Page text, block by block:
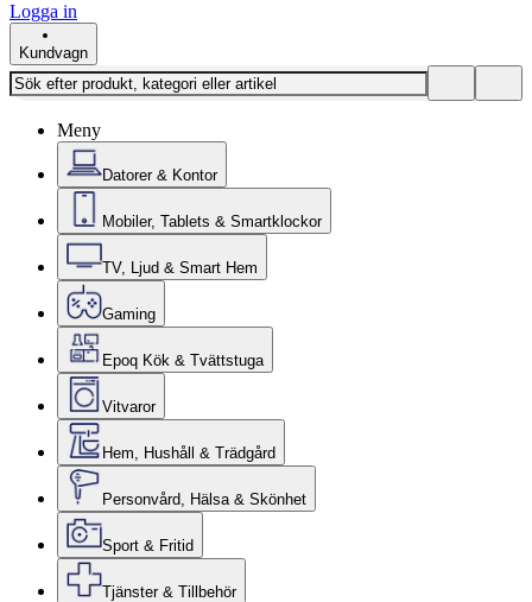
Logga in
Kundvagn
Meny
Datorer & Kontor
Mobiler, Tablets & Smartklockor
TV, Ljud & Smart Hem
Gaming
Epoq Kök & Tvättstuga
Vitvaror
Hem, Hushåll & Trädgård
Personvård, Hälsa & Skönhet
Sport & Fritid
Tjänster & Tillbehör